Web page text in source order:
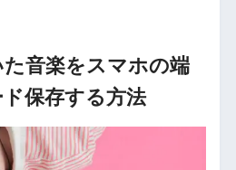
音楽をスマホの端
保存する方法